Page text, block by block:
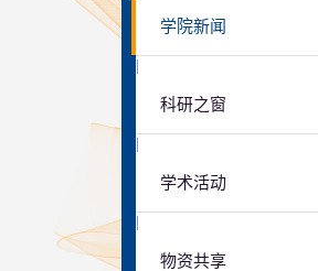
学院新闻
科研之窗
学术活动
物资共享